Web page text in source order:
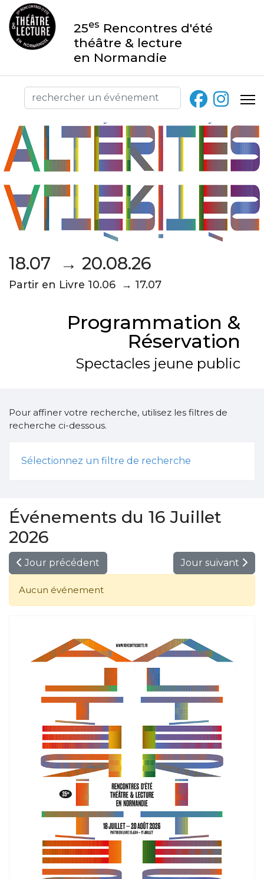
25es Rencontres d'été
théâtre & lecture
en Normandie
18.07 → 20.08.26
Partir en Livre 10.06 → 17.07
Programmation &
Réservation
Spectacles jeune public
Pour affiner votre recherche, utilisez les filtres de
recherche ci-dessous.
Sélectionnez un filtre de recherche
Événements du 16 Juillet
2026
Jour précédent Jour suivant
Aucun événement